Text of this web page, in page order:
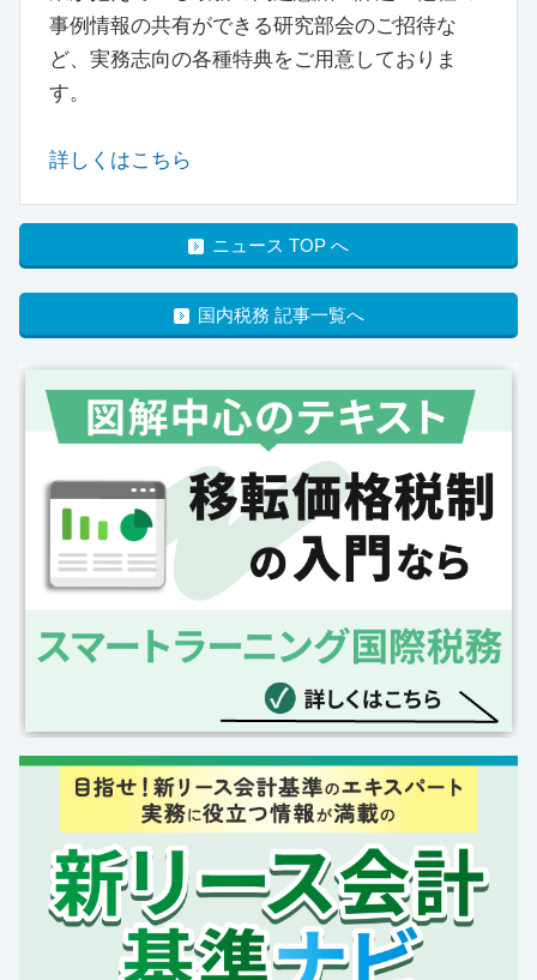
事例情報の共有ができる研究部会のご招待な
ど、実務志向の各種特典をご用意しておりま
す。
詳しくはこちら
ニュース TOP へ
国内税務 記事一覧へ